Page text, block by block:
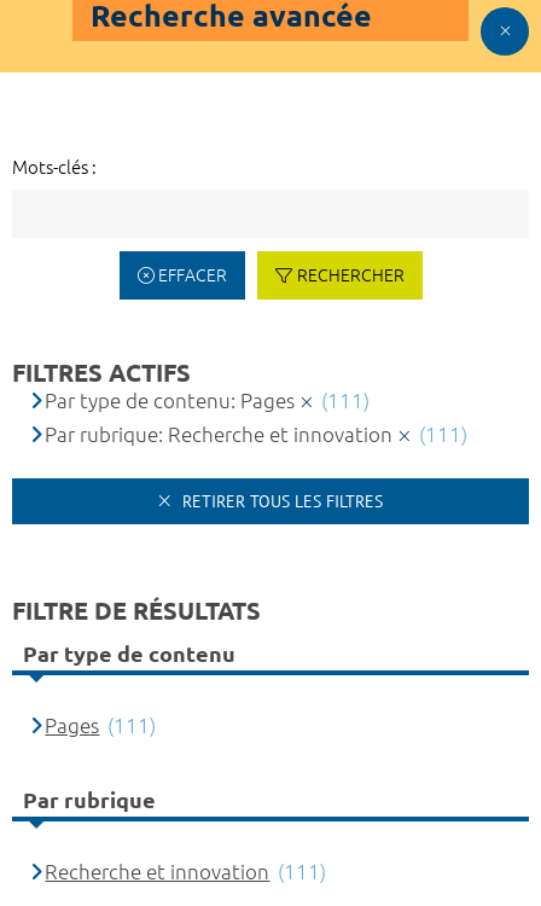
Recherche avancée
Mots-clés :
EFFACER RECHERCHER
FILTRES ACTIFS
Par type de contenu: Pages
(111)
Par rubrique: Recherche et innovation
(111)
RETIRER TOUS LES FILTRES
FILTRE DE RÉSULTATS
Par type de contenu
Pages (111)
Par rubrique
Recherche et innovation (111)